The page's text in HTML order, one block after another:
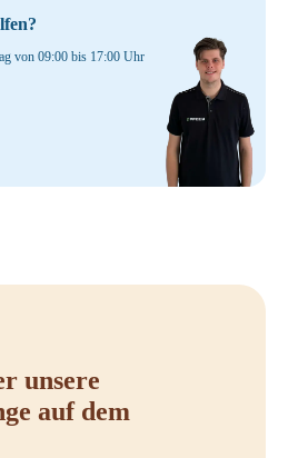
von 09:00 bis 17:00 Uhr
unsere
auf dem